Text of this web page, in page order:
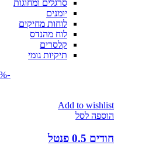
סרגלים ומחוגות
יומנים
לוחות מחיקים
לוח מהנדס
קלסרים
תיקיות גומי
-25%
Add to wishlist
הוספה לסל
חודים 0.5 פנטל